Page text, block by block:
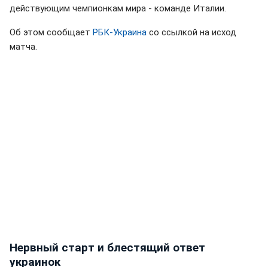
действующим чемпионкам мира - команде Италии.
Об этом сообщает РБК-Украина со ссылкой на исход
матча.
Нервный старт и блестящий ответ
украинок